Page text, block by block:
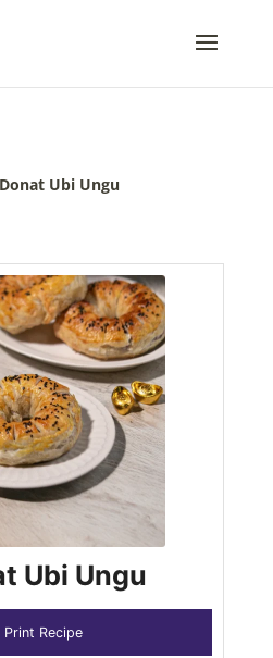
Ubi Ungu
Ubi Ungu
Print Recipe